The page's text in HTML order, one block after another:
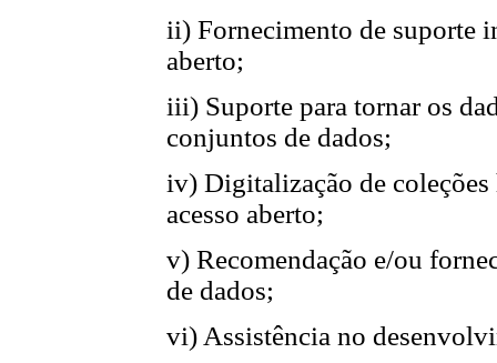
ii) Fornecimento de suporte
aberto;
iii) Suporte para tornar os
conjuntos de dados;
iv) Digitalização de
acesso aberto;
v) Recomendação e/ou
de dados;
vi) Assistência no